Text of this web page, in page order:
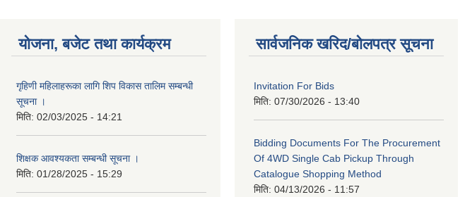
योजना, बजेट तथा कार्यक्रम
गृहिणी महिलाहरूका लागि शिप विकास तालिम सम्बन्धी
सूचना ‌।
मिति: 02/03/2025 - 14:21
शिक्षक आवश्यकता सम्बन्धी सूचना ।
मिति: 01/28/2025 - 15:29
सार्वजनिक खरिद/बोलपत्र सूचना
Invitation For Bids
मिति: 07/30/2026 - 13:40
Bidding Documents For The Procurement
Of 4WD Single Cab Pickup Through
Catalogue Shopping Method
मिति: 04/13/2026 - 11:57